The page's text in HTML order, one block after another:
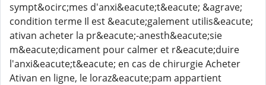
sympt&ocirc;mes d'anxi&eacute;t&eacute; &agrave;
condition terme Il est &eacute;galement utilis&eacute;
ativan acheter la pr&eacute;-anesth&eacute;sie
m&eacute;dicament pour calmer et r&eacute;duire
l'anxi&eacute;t&eacute; en cas de chirurgie Acheter
Ativan en ligne, le loraz&eacute;pam appartient